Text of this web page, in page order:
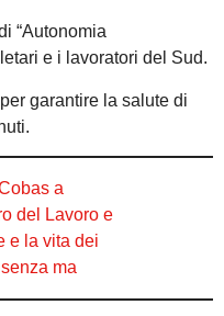
“Autonomia
e i lavoratori del Sud.
garantire la salute di
a
del Lavoro e
e la vita dei
ma